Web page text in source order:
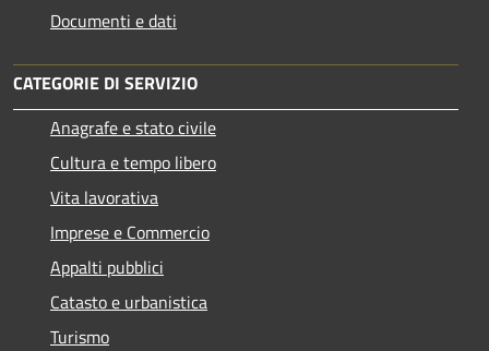
Documenti e dati
CATEGORIE DI SERVIZIO
Anagrafe e stato civile
Cultura e tempo libero
Vita lavorativa
Imprese e Commercio
Appalti pubblici
Catasto e urbanistica
Turismo